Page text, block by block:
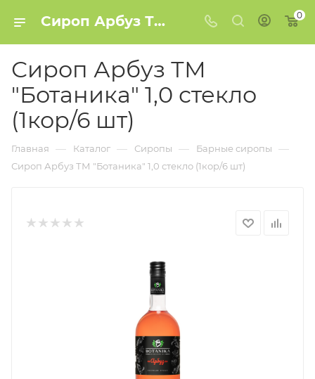
Сироп Арбуз ТМ "Ботаника" 1,0 стекло (1кор/6 шт) купить в Минске 0
Сироп Арбуз ТМ
"Ботаника" 1,0 стекло
(1кор/6 шт)
Главная — Каталог — Сиропы — Барные сиропы —
Сироп Арбуз ТМ "Ботаника" 1,0 стекло (1кор/6 шт)